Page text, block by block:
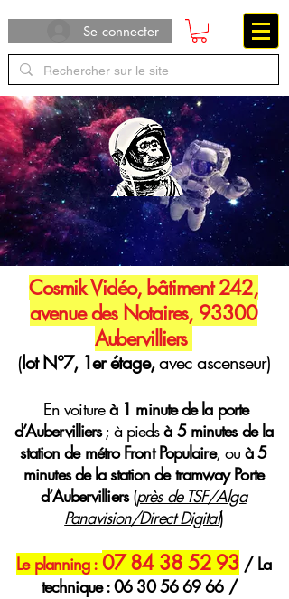
Se connecter
Cosmik Vidéo, bâtiment 242,
avenue des Notaires, 93300
Aubervilliers
(lot N°7, 1er étage,avec ascenseur)
En voitureà 1 minute de la porte
d’Aubervilliers; à piedsà 5 minutes de la
station de métro Front Populaire, ouà 5
minutes de la station de tramway Porte
d’Aubervilliers(près de TSF/Alga
Panavision/Direct Digital)
Le planning : 07 84 38 52 93 / La
technique :06 30 56 69 66/